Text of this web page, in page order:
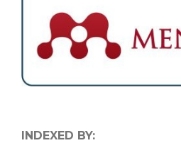
INDEXED BY: